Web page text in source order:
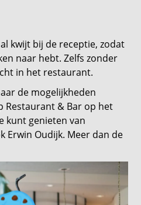
kwijt bij de receptie, zodat
naar hebt. Zelfs zonder
in het restaurant.
de mogelijkheden
& Bar op het
kunt genieten van
Erwin Oudijk. Meer dan de